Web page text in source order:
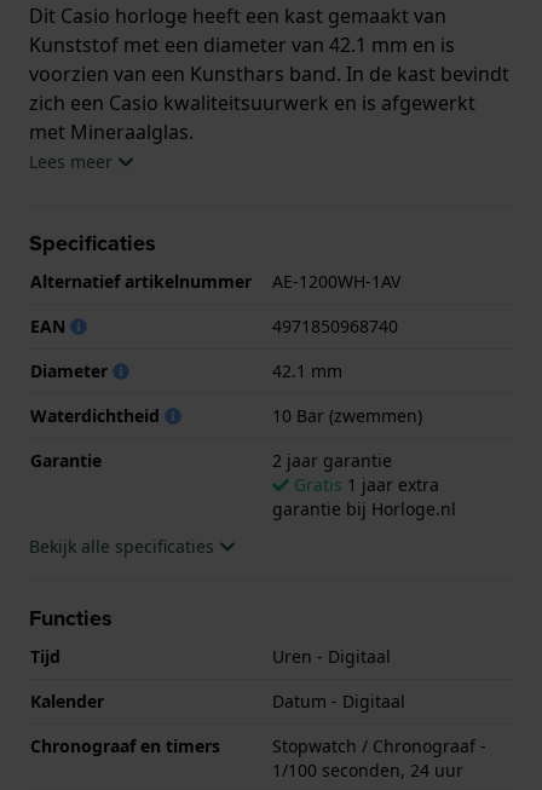
Dit Casio horloge heeft een kast gemaakt van
Kunststof met een diameter van 42.1 mm en is
voorzien van een Kunsthars band. In de kast bevindt
zich een Casio kwaliteitsuurwerk en is afgewerkt
met Mineraalglas.
horloge geleverd met 2 jaar garantie.
Lees meer
Specificaties
Alternatief artikelnummer
AE-1200WH-1AV
EAN
4971850968740
Diameter
42.1 mm
Waterdichtheid
10 Bar (zwemmen)
Garantie
2 jaar garantie
Gratis 1 jaar extra
garantie bij Horloge.nl
Bekijk alle specificaties
Functies
Tijd
Uren - Digitaal
Kalender
Datum - Digitaal
Chronograaf en timers
Stopwatch / Chronograaf -
1/100 seconden, 24 uur